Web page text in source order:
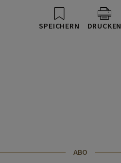
SPEICHERN DRUCKEN
ABO